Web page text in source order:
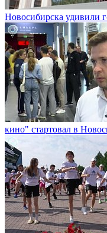
Новосибирска удивили
кино" стартовал в